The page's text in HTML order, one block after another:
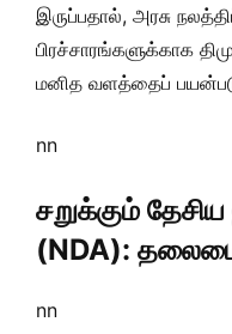
இருப்பதால், அரசு
பிரச்சாரங்களுக்காக
மனித வளத்தைப்
nn
சறுக்கும்
(NDA):
nn